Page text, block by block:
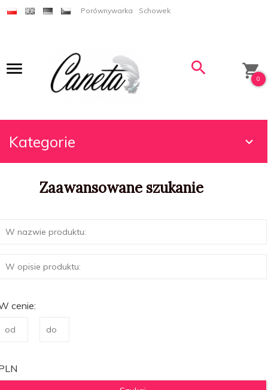
Porównywarka Schowek
0
Kategorie
Zaawansowane szukanie
cenie: